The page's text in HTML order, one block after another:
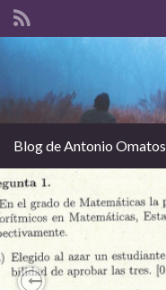
Blog de Antonio Omatos